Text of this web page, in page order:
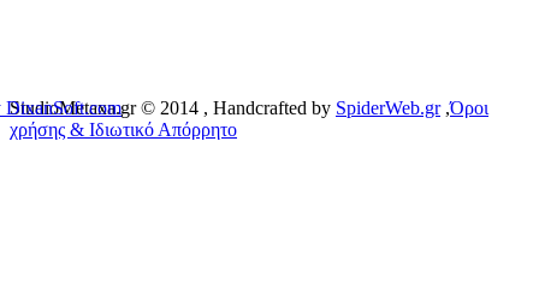
StudioMetaxa.gr © 2014 , Handcrafted by SpiderWeb.gr
DixanSoft.com ,Όροι
χρήσης & Ιδιωτικό Απόρρητο